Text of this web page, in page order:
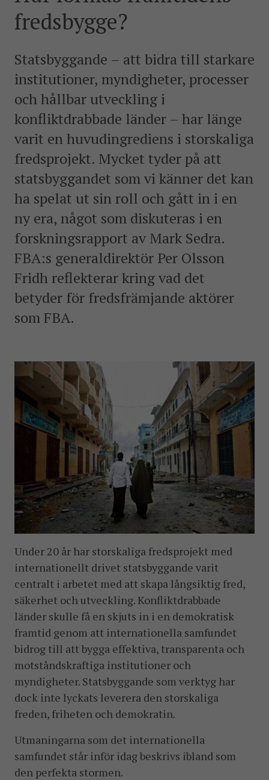
och expertis till freds- och valobservationsinsatser som
leds av EU, FN och OSSE. Myndigheten har fått sitt
SOCIALA MEDIER
Instagram
Facebook
Twitter
LinkedIn
KONTAKTA FOLKE BERNADOTTEAKADEMIN
Ring
010-456 23 0
Mail
Kontakta oss
Sök efter:
fredsbygge?
Statsbyggande – att bidra till starkare
institutioner, myndigheter, processer
och hållbar utveckling i
konfliktdrabbade länder – har länge
varit en huvudingrediens i storskaliga
fredsprojekt. Mycket tyder på att
statsbyggandet som vi känner det kan
ha spelat ut sin roll och gått in i en
ny era, något som diskuteras i en
forskningsrapport av Mark Sedra.
FBA:s generaldirektör Per Olsson
Fridh reflekterar kring vad det
betyder för fredsfrämjande aktörer
som FBA.
Under 20 år har storskaliga fredsprojekt med
internationellt drivet statsbyggande varit
centralt i arbetet med att skapa långsiktig fred,
säkerhet och utveckling. Konfliktdrabbade
länder skulle få en skjuts in i en demokratisk
framtid genom att internationella samfundet
bidrog till att bygga effektiva, transparenta och
motståndskraftiga institutioner och
myndigheter. Statsbyggande som verktyg har
dock inte lyckats leverera den storskaliga
freden, friheten och demokratin.
Utmaningarna som det internationella
samfundet står inför idag beskrivs ibland som
den perfekta stormen.